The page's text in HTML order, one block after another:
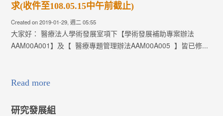
求(收件至108.05.15中午前截止)
Created on 2019-01-29, 週二 05:55
大家好： 醫療法人學術發展室項下【學術發展補助專案辦法
AAM00A001】及【 醫療專題管理辦法AAM00A005 】皆已修...
Read more
研究發展組